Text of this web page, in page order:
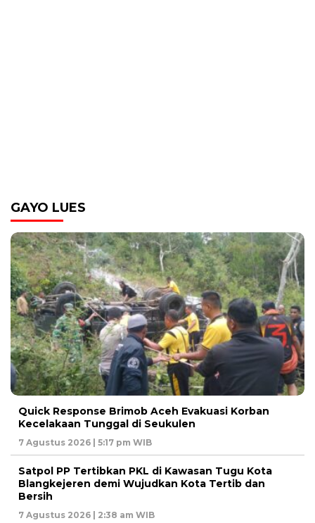
GAYO LUES
Quick Response Brimob Aceh Evakuasi Korban
Kecelakaan Tunggal di Seukulen
7 Agustus 2026 | 5:17 pm WIB
Satpol PP Tertibkan PKL di Kawasan Tugu Kota
Blangkejeren demi Wujudkan Kota Tertib dan
Bersih
7 Agustus 2026 | 2:38 am WIB